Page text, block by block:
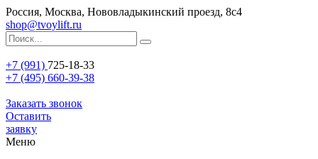
Россия, Москва, Нововладыкинский проезд, 8с4
shop@tvoylift.ru
+7 (991) 725-18-33
+7 (495) 660-39-38
Заказать звонок
Оставить
заявку
Меню